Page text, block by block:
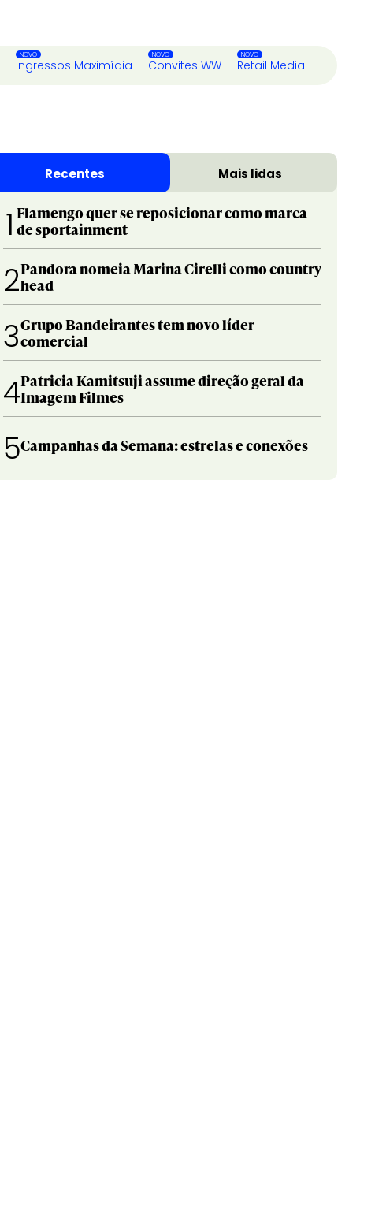
Ingressos Maximídia Convites WW Retail Media
Recentes Mais lidas
1 Flamengo quer se reposicionar como marca
de sportainment
2Pandora nomeia Marina Cirelli como country
head
3Grupo Bandeirantes tem novo líder
comercial
4Patricia Kamitsuji assume direção geral da
Imagem Filmes
5Campanhas da Semana: estrelas e conexões